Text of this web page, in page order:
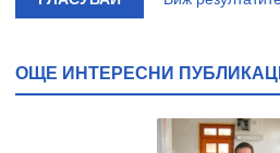
ОЩЕ ИНТЕРЕСНИ